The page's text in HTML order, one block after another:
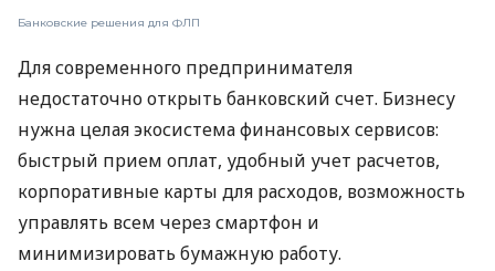
Банковские решения для ФЛП
Для современного предпринимателя
недостаточно открыть банковский счет. Бизнесу
нужна целая экосистема финансовых сервисов:
быстрый прием оплат, удобный учет расчетов,
корпоративные карты для расходов, возможность
управлять всем через смартфон и
минимизировать бумажную работу.